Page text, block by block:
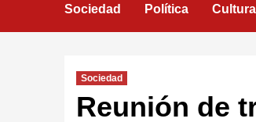
Sociedad Política
Sociedad
Reunión de